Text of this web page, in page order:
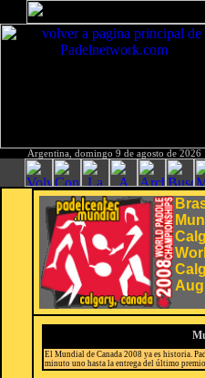
Argentina, domingo 9 de agosto de 2026
El Mundial de Canada 2008 ya es historia.
minuto uno hasta la entrega del último